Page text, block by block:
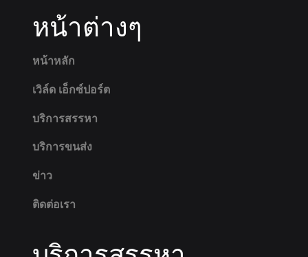
หน้าต่างๆ
หน้าหลัก
เวิล์ด เอ็กซ์ปอร์ต
บริการสรรหา
บริการขนส่ง
ข่าว
ติดต่อเรา